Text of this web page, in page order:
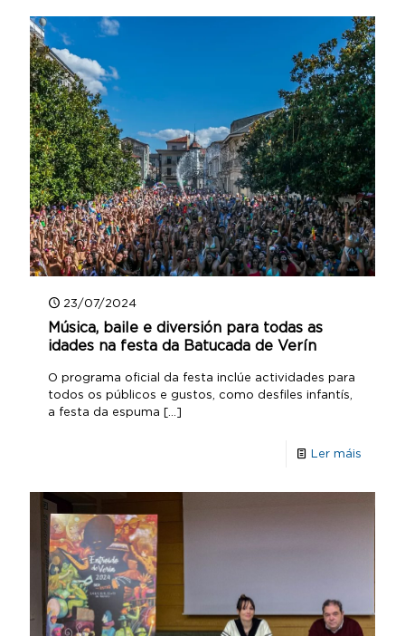
23/07/2024
Música, baile e diversión para todas as
idades na festa da Batucada de Verín
O programa oficial da festa inclúe actividades para
todos os públicos e gustos, como desfiles infantís,
a festa da espuma […]
Ler máis